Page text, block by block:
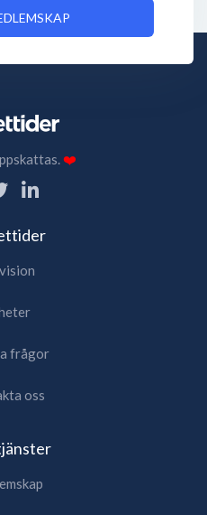
❤️
frågor
oss